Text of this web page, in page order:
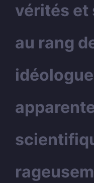
vérités et
au rang